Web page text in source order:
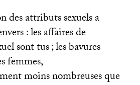
des attributs sexuels a
: les affaires de
sont tus; les bavures
femmes,
moins nombreuses que